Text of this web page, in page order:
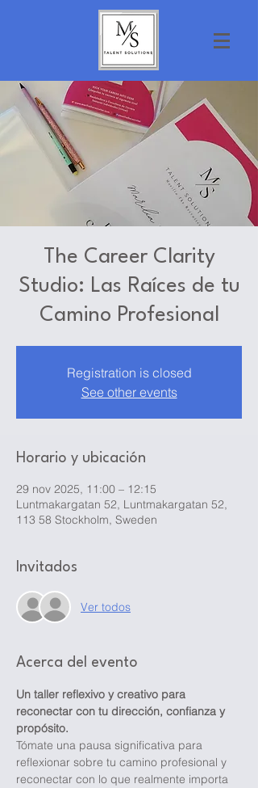
The Career Clarity
Studio: Las Raíces de tu
Camino Profesional
Registration is closed
See other events
Horario y ubicación
29 nov 2025, 11:00 – 12:15
Luntmakargatan 52, Luntmakargatan 52,
113 58 Stockholm, Sweden
Invitados
Ver todos
Acerca del evento
Un taller reflexivo y creativo para
reconectar con tu dirección, confianza y
propósito.
Tómate una pausa significativa para
reflexionar sobre tu camino profesional y
reconectar con lo que realmente importa